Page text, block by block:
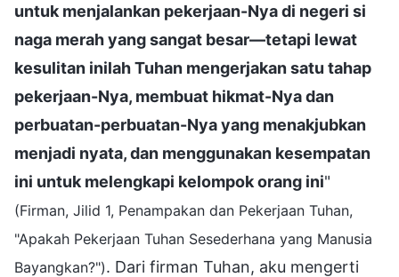
untuk menjalankan pekerjaan-Nya di negeri si
naga merah yang sangat besar—tetapi lewat
kesulitan inilah Tuhan mengerjakan satu tahap
pekerjaan-Nya, membuat hikmat-Nya dan
perbuatan-perbuatan-Nya yang menakjubkan
menjadi nyata, dan menggunakan kesempatan
ini untuk melengkapi kelompok orang ini"
(Firman, Jilid 1, Penampakan dan Pekerjaan Tuhan,
"Apakah Pekerjaan Tuhan Sesederhana yang Manusia
Bayangkan?"). Dari firman Tuhan, aku mengerti